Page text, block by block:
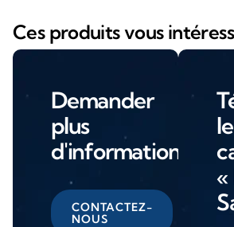
Ces produits vous
Demander
plus
d'informations
CONTACTEZ-
NOUS
le
«